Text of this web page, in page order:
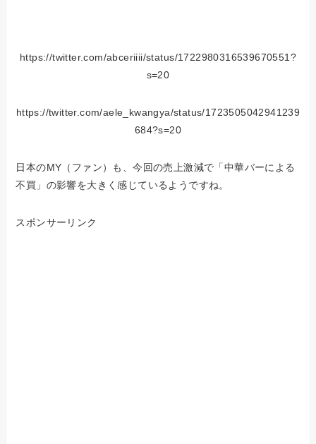
https://twitter.com/abceriiii/status/1722980316539670551?
s=20
https://twitter.com/aele_kwangya/status/1723505042941239
684?s=20
日本のMY（ファン）も、今回の売上激減で「中華バーによる
不買」の影響を大きく感じているようですね。
スポンサーリンク